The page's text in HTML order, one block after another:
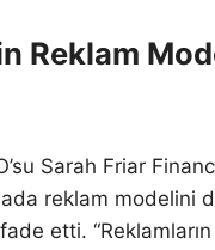
Reklam
Sarah Friar
reklam modelini
etti.